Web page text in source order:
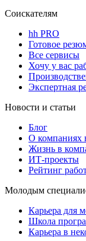
Соискателям
hh PRO
Готовое
Все сервисы
Хочу у вас
Экспертная
Новости и статьи
Блог
О компаниях
Жизнь в
ИТ-проекты
Рейтинг
Молодым
Карьера для
Школа
Карьера в